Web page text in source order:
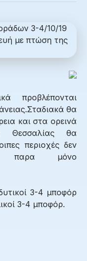
προβλέπονται
θα
και στα ορεινά
Θεσσαλίας θα
περιοχές δεν
παρα μόνο
3-4 μποφόρ
3-4 μποφόρ.